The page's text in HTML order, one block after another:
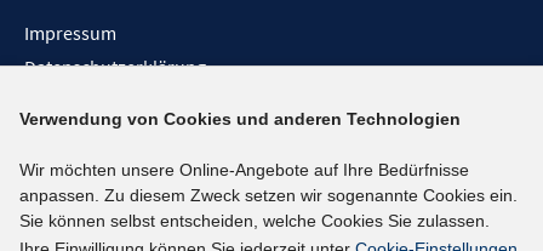
Impressum
Datenschutzerklärung
Barrieren melden
Social-Media-Kanäle
BlueSky
Verwendung von Cookies und anderen Technologien
Wir möchten unsere Online-Angebote auf Ihre Bedürfnisse
anpassen. Zu diesem Zweck setzen wir sogenannte Cookies ein.
Sie können selbst entscheiden, welche Cookies Sie zulassen.